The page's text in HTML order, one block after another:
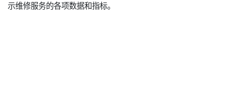
示维修服务的各项数据和指标。